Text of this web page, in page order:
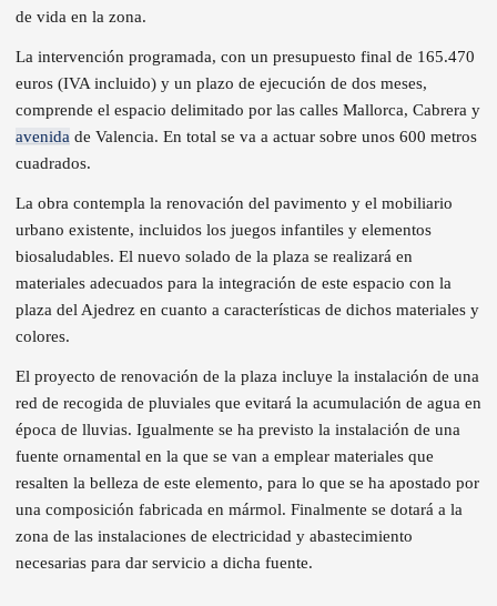
de vida en la zona.
La intervención programada, con un presupuesto final de 165.470
euros (IVA incluido) y un plazo de ejecución de dos meses,
comprende el espacio delimitado por las calles Mallorca, Cabrera y
avenida de Valencia. En total se va a actuar sobre unos 600 metros
cuadrados.
La obra contempla la renovación del pavimento y el mobiliario
urbano existente, incluidos los juegos infantiles y elementos
biosaludables. El nuevo solado de la plaza se realizará en
materiales adecuados para la integración de este espacio con la
plaza del Ajedrez en cuanto a características de dichos materiales y
colores.
El proyecto de renovación de la plaza incluye la instalación de una
red de recogida de pluviales que evitará la acumulación de agua en
época de lluvias. Igualmente se ha previsto la instalación de una
fuente ornamental en la que se van a emplear materiales que
resalten la belleza de este elemento, para lo que se ha apostado por
una composición fabricada en mármol. Finalmente se dotará a la
zona de las instalaciones de electricidad y abastecimiento
necesarias para dar servicio a dicha fuente.